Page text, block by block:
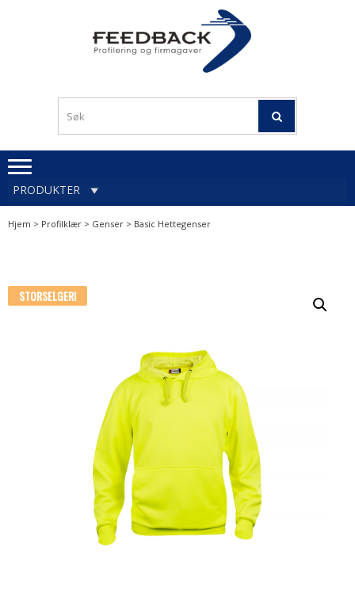
PRODUKTER
Hjem > Profilklær > Genser > Basic Hettegenser
STORSELGER!
STORSELGER!